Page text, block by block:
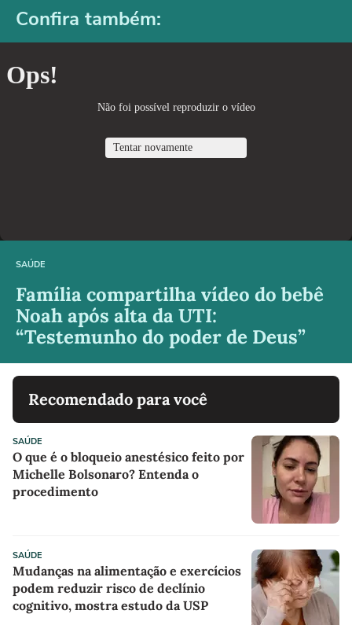
Confira também:
SAÚDE
Família compartilha vídeo do bebê
Noah após alta da UTI:
“Testemunho do poder de Deus”
Recomendado para você
SAÚDE
O que é o bloqueio anestésico feito por
Michelle Bolsonaro? Entenda o
procedimento
SAÚDE
Mudanças na alimentação e exercícios
podem reduzir risco de declínio
cognitivo, mostra estudo da USP